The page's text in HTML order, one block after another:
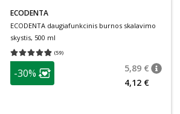
ECODENTA
ECODENTA daugiafunkcinis burnos skalavimo
skystis, 500 ml
(59)
Vidutinis įvertinimas 4.85
patarimas
Lojalumo klubo narių nuolaida
-30% 5,89 €
4,12 €